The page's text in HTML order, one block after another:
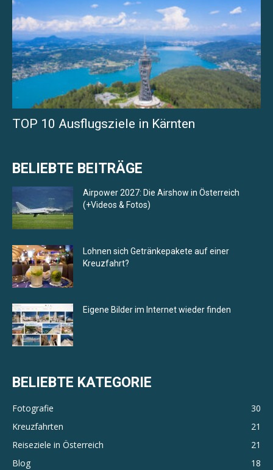
TOP 10 Ausflugsziele in Kärnten
BELIEBTE BEITRÄGE
Airpower 2027: Die Airshow in Österreich
(+Videos & Fotos)
Lohnen sich Getränkepakete auf einer
Kreuzfahrt?
Eigene Bilder im Internet wieder finden
BELIEBTE KATEGORIE
Fotografie
30
Kreuzfahrten
21
Reiseziele in Österreich
21
Blog
18